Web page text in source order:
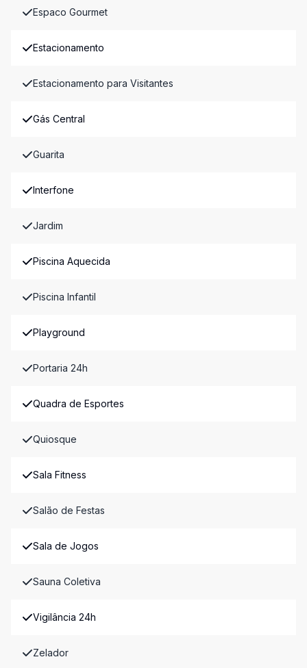
Espaco Gourmet
Estacionamento
Estacionamento para Visitantes
Gás Central
Guarita
Interfone
Jardim
Piscina Aquecida
Piscina Infantil
Playground
Portaria 24h
Quadra de Esportes
Quiosque
Sala Fitness
Salão de Festas
Sala de Jogos
Sauna Coletiva
Vigilância 24h
Zelador